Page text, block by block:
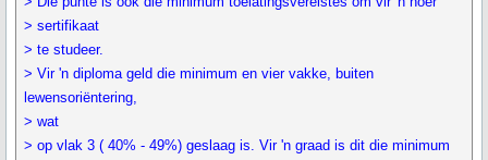
> sertifikaat
> te studeer.
> Vir 'n diploma geld die minimum en vier vakke, buiten
lewensoriëntering,
> wat
> op vlak 3 ( 40% - 49%) geslaag is. Vir 'n graad is dit die minimum